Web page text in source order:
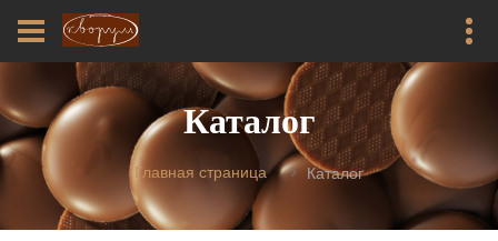
Каталог
Главная страница Каталог